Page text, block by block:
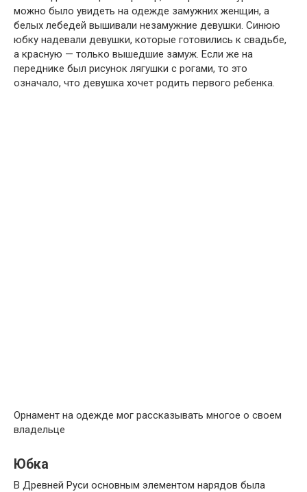
можно было увидеть на одежде замужних женщин, а
белых лебедей вышивали незамужние девушки. Синюю
юбку надевали девушки, которые готовились к свадьбе,
а красную — только вышедшие замуж. Если же на
переднике был рисунок лягушки с рогами, то это
означало, что девушка хочет родить первого ребенка.
Орнамент на одежде мог рассказывать многое о своем
владельце
Юбка
В Древней Руси основным элементом нарядов была